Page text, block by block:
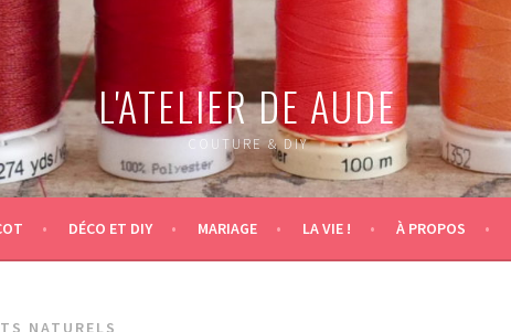
L'ATELIER DE AUDE
COUTURE & DIY
DÉCO ET DIY MARIAGE LA VIE ! À PROPOS
NATURELS